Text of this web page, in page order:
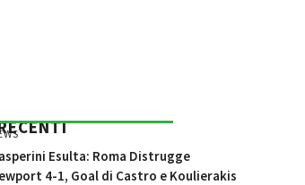
Esulta: Roma Distrugge
4-1, Goal di Castro e Koulierakis